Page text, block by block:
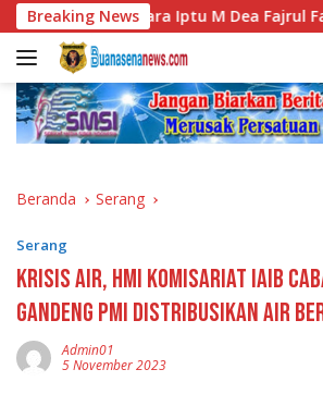
Langsung
ke
konten
Breaking News
Alam Utara Iptu M Dea Fajrul Falah
Beranda Serang
Serang
Krisis Air, HMI Komisariat IAIB
Gandeng PMI Distribusikan Air
Admin01
5 November 2023